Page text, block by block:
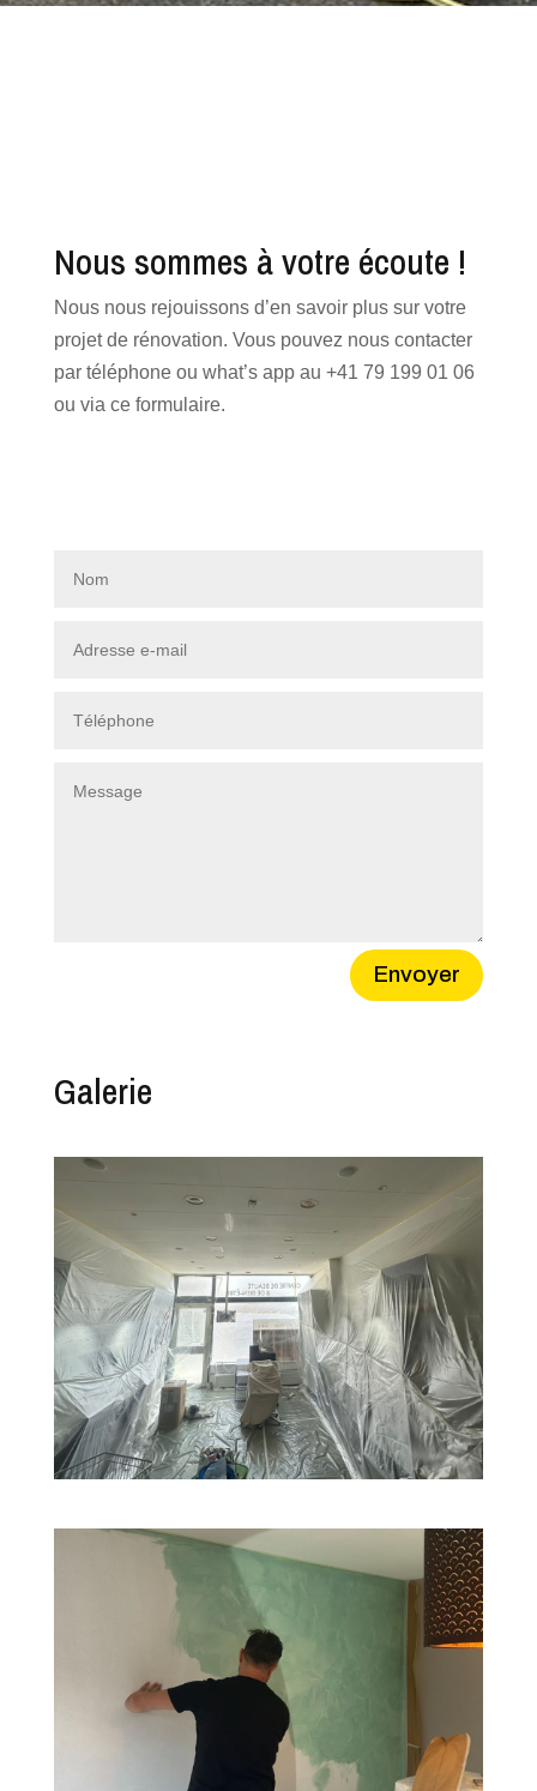
Nous sommes à votre écoute !
Nous nous rejouissons d’en savoir plus sur votre
projet de rénovation. Vous pouvez nous contacter
par téléphone ou what’s app au +41 79 199 01 06
ou via ce formulaire.
Envoyer
Galerie